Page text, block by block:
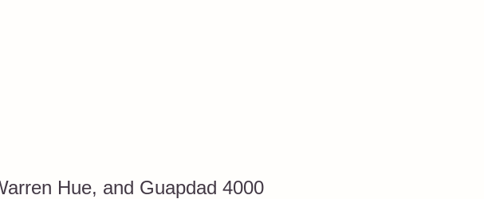
Hue, and Guapdad 4000